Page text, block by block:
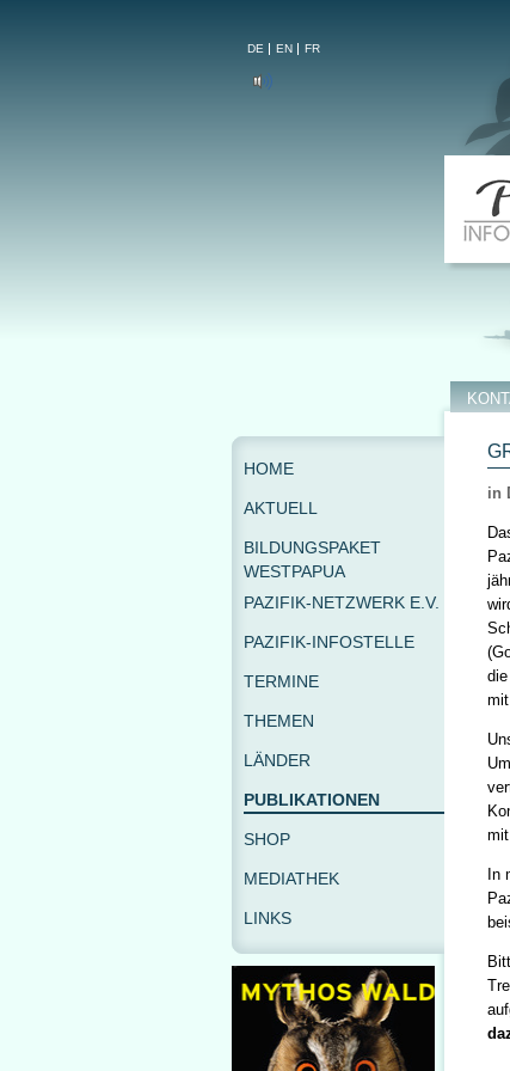
DE EN FR
in
In
HOME
AKTUELL
BILDUNGSPAKET
WESTPAPUA
PAZIFIK-NETZWERK E.V.
PAZIFIK-INFOSTELLE
TERMINE
THEMEN
LÄNDER
PUBLIKATIONEN
SHOP
MEDIATHEK
LINKS